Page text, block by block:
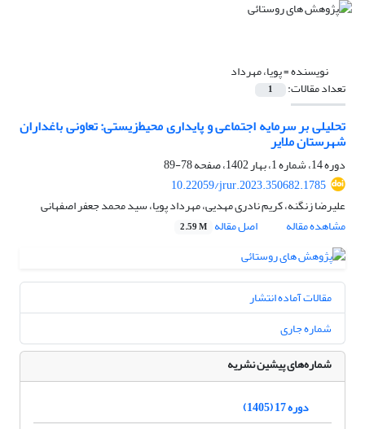
نویسنده =پویا، مهرداد
تعداد مقالات: 1
تحلیلی بر سرمایه اجتماعی و پایداری ‌محیط‌زیستی‌: تعاونی باغداران
شهرستان ملایر
دوره 14، شماره 1، بهار 1402، صفحه
78-89
10.22059/jrur.2023.350682.1785
علیرضا زنگنه، کریم نادری مهدیی، مهرداد پویا، سید محمد جعفر اصفهانی
مشاهده مقاله
اصل مقاله 2.59 M
مقالات آماده انتشار
شماره جاری
شماره‌های پیشین نشریه
دوره 17 (1405)